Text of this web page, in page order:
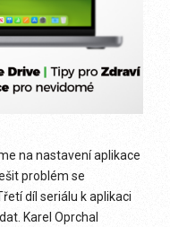
na nastavení aplikace
problém se
díl seriálu k aplikaci
Karel Oprchal